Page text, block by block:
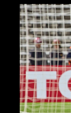
Imagen